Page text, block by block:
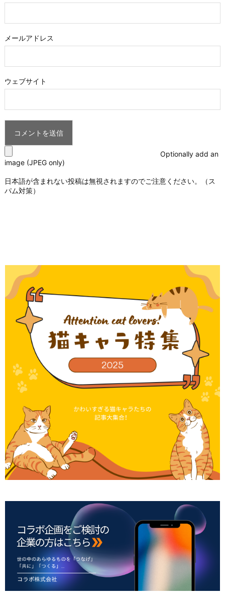
メールアドレス
ウェブサイト
Optionally add an
image (JPEG only)
日本語が含まれない投稿は無視されますのでご注意ください。（ス
パム対策）